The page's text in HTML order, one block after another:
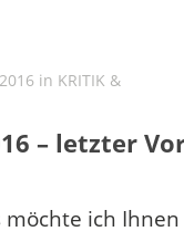
in KRITIK &
– letzter
möchte ich